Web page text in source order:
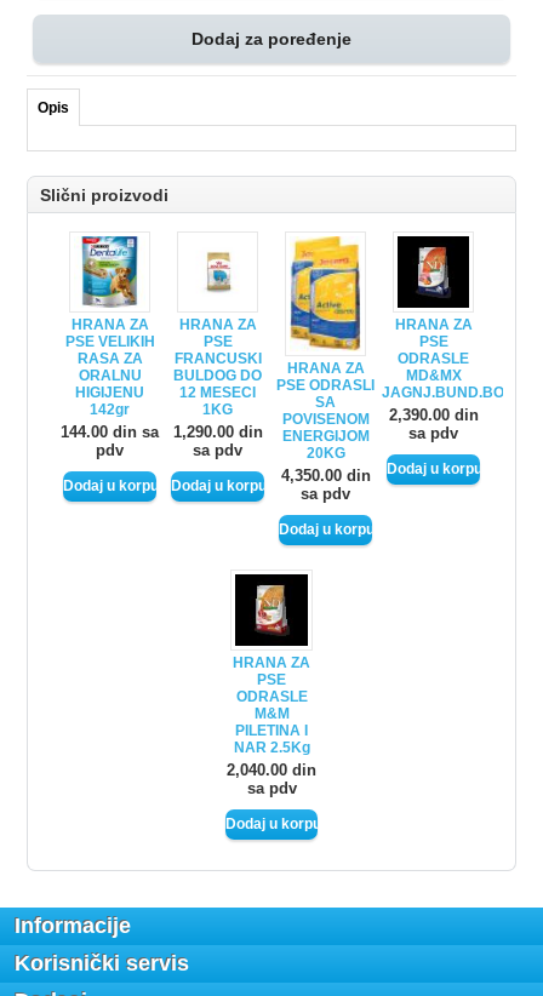
Dodaj za poređenje
Opis
Slični proizvodi
HRANA ZA
PSE VELIKIH
RASA ZA
ORALNU
HIGIJENU
142gr
144.00 din sa
pdv
HRANA ZA
PSE
FRANCUSKI
BULDOG DO
12 MESECI
1KG
1,290.00 din
sa pdv
HRANA ZA
PSE ODRASLI
SA
POVISENOM
ENERGIJOM
20KG
4,350.00 din
sa pdv
HRANA ZA
PSE
ODRASLE
MD&MX
2,390.00 din
sa pdv
HRANA ZA
PSE
ODRASLE
M&M
PILETINA I
NAR 2.5Kg
2,040.00 din
sa pdv
Informacije
Korisnički servis